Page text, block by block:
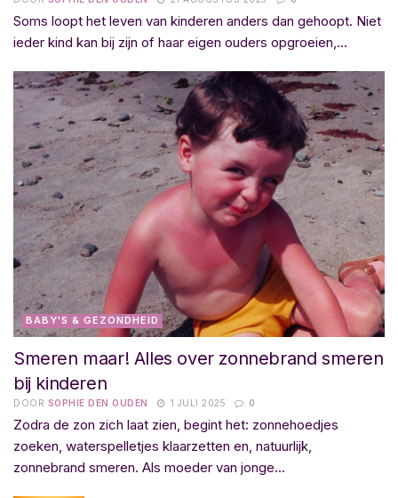
Soms loopt het leven van kinderen anders dan gehoopt. Niet
ieder kind kan bij zijn of haar eigen ouders opgroeien,...
BABY'S & GEZONDHEID
Smeren maar! Alles over zonnebrand smeren
bij kinderen
DOOR SOPHIE DEN OUDEN 1 JULI 2025 0
Zodra de zon zich laat zien, begint het: zonnehoedjes
zoeken, waterspelletjes klaarzetten en, natuurlijk,
zonnebrand smeren. Als moeder van jonge...